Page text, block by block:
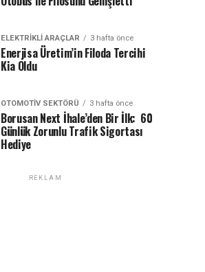
ELEKTRIKLI ARAÇLAR 3 hafta önce
Enerjisa Üretim’in Filoda Tercihi
Kia Oldu
OTOMOTIV SEKTÖRÜ 3 hafta önce
Borusan Next İhale’den Bir İlk: 60
Günlük Zorunlu Trafik Sigortası
Hediye
REKLAM